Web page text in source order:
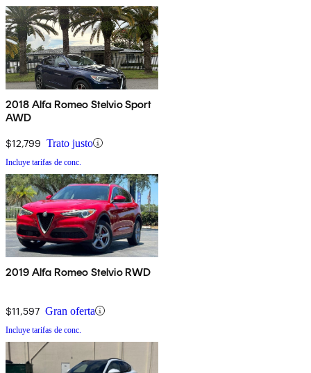
2018 Alfa Romeo Stelvio Sport
AWD
$12,799 Trato justo
Incluye tarifas de conc.
2019 Alfa Romeo Stelvio RWD
$11,597 Gran oferta
Incluye tarifas de conc.